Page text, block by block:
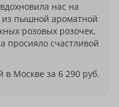
нас на
из пышной ароматной
розовых розочек,
просияло счастливой
в Москве за 6 290 руб.